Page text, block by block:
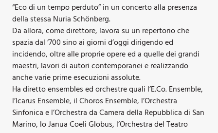
“Eco di un tempo perduto” in un concerto alla presenza
della stessa Nuria Schönberg.
Da allora, come direttore, lavora su un repertorio che
spazia dal ‘700 sino ai giorni d’oggi dirigendo ed
incidendo, oltre alle proprie opere ed a quelle dei grandi
maestri, lavori di autori contemporanei e realizzando
anche varie prime esecuzioni assolute.
Ha diretto ensembles ed orchestre quali l’E.Co. Ensemble,
l’Icarus Ensemble, il Choros Ensemble, l’Orchestra
Sinfonica e l’Orchestra da Camera della Repubblica di San
Marino, lo Janua Coeli Globus, l’Orchestra del Teatro